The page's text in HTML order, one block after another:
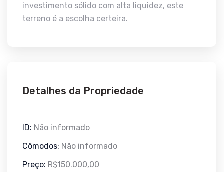
investimento sólido com alta liquidez, este
terreno é a escolha certeira.
Detalhes da Propriedade
ID: Não informado
Cômodos: Não informado
Preço: R$150.000,00